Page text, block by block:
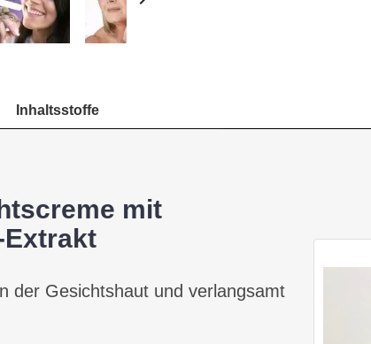
Inhaltsstoffe
mit
der Gesichtshaut und verlangsamt